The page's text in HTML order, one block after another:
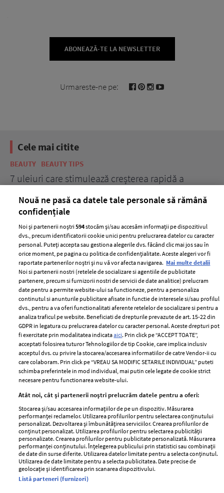
ABONEAZĂ-TE LA NEWSLETTER
Urmareste-ne pe:
Cele mai citite
BEAUTY BEAUTY TIPS
7 uleiuri care stimulează creșterea rapidă a
ELLE Style Awards
2024
Despre ELLE
Romania
Contact
Abonamente
Termeni si conditii
Politica de
confidențialitate
Politica de cookies
Publicitate
GSP
Unica
Baby
Retete
femei
Viva
Avantaje
Retete practice
Pariază responsabil! Decizia ONJN nr. 821/25.09.2025.
Jocurile de noroc sunt interzise minorilor.
Nouă ne pasă ca datele tale personale să rămână
confidențiale
Noi și partenerii noștri594stocăm și/sau accesăm informații pe dispozitivul
dvs., precum identificatorii cookie unici pentru prelucrarea datelor cu caracter
personal. Puteți accepta sau gestiona alegerile dvs. făcând clic mai jos sau în
orice moment, pe pagina cu politica de confidențialitate. Aceste alegeri vor fi
raportate partenerilor noștri și nu vă vor afecta navigarea. Mai multe detalii
Noi si partenerii nostri (retelele de socializare si agentiile de publicitate
partenere, precum si furnizorii nostri de servicii de date analitice) prelucram
date pentru a permite website-ului sa functioneze, pentru a personaliza
continutul si anunturile publicitare afisate in functie de interesele si/sau profilul
dvs., pentru a va oferi functionalitati aferente retelelor de socializare si pentru a
analiza traficul pe website. Beneficiati de drepturile prevazute de art. 15-22 din
GDPR in legatura cu prelucrarea datelor cu caracter personal. Aceste drepturi pot
fi exercitate prin modalitatea indicataaici. Prin click pe “ACCEPT TOATE”,
acceptati folosirea tuturor Tehnologiilor de tip Cookie, care implica inclusiv
acceptul dvs. cu privire la stocarea/accesarea informatiilor de catre Vendor-ii cu
care colaboram. Prin click pe “VREAU SA MODIFIC SETARILE INDIVIDUAL” puteti
schimba preferintele in mod individual, mai putin cele legate de cookie strict
necesare pentru functionarea website-ului.
Atât noi, cât și partenerii noștri prelucrăm datele pentru a oferi:
Stocarea și/sau accesarea informațiilor de pe un dispozitiv. Măsurarea
performanței reclamelor. Utilizarea profilurilor pentru selectarea conținutului
personalizat. Dezvoltarea și îmbunătățirea serviciilor. Crearea profilurilor de
conținut personalizat. Utilizarea profilurilor pentru selectarea publicității
personalizate. Crearea profilurilor pentru publicitate personalizată. Măsurarea
performanței conținutului. Înțelegerea publicului prin statistici sau combinații
de date din surse diferite. Utilizarea datelor limitate pentru a selecta conținutul.
Utilizarea de date limitate pentru a selecta publicitatea. Date precise de
geolocație și identificarea prin scanarea dispozitivului.
Listă parteneri (furnizori)